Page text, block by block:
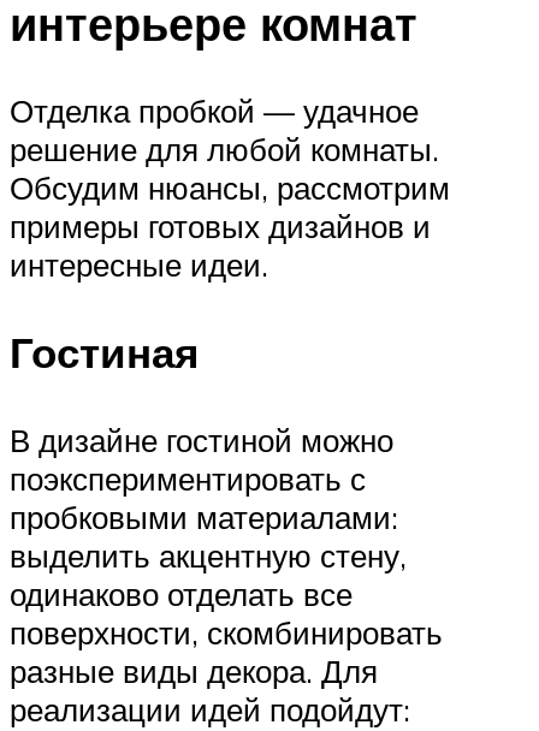
интерьере комнат
Отделка пробкой — удачное
решение для любой комнаты.
Обсудим нюансы, рассмотрим
примеры готовых дизайнов и
интересные идеи.
Гостиная
В дизайне гостиной можно
поэкспериментировать с
пробковыми материалами:
выделить акцентную стену,
одинаково отделать все
поверхности, скомбинировать
разные виды декора. Для
реализации идей подойдут: